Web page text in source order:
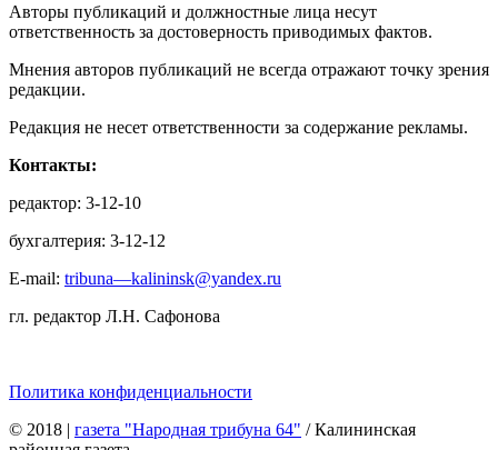
Авторы публикаций и должностные лица несут
ответственность за достоверность приводимых фактов.
Мнения авторов публикаций не всегда отражают точку зрения
редакции.
Редакция не несет ответственности за содержание рекламы.
Контакты:
редактор: 3-12-10
бухгалтерия: 3-12-12
E-mail: tribuna—kalininsk@yandex.ru
гл. редактор Л.Н. Сафонова
Политика конфиденциальности
© 2018 | газета "Народная трибуна 64" / Калининская